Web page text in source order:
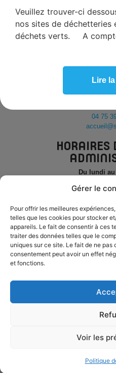
Gérer le
Pour offrir les meilleures
telles que les cookies pour stocker
appareils. Le fait de consentir à ces
traiter des données telles que le
uniques sur ce site. Le fait de ne pas
consentement peut avoir un effet
et fonctions.
Voir les
Politique
04 75
HORAIRES
Du lundi
de 8h30 à
PERMANENCE
Du lundi
de 8h30 à
CONFIDENTIALITÉ
Veuillez trouver-ci
nos sites de déchetteries
déchets verts. A
Lire